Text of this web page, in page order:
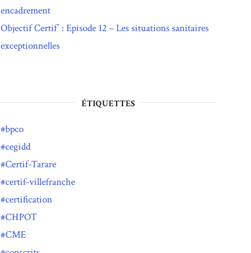
encadrement
Objectif Certif’ : Episode 12 – Les situations sanitaires
exceptionnelles
ÉTIQUETTES
bpco
cegidd
Certif-Tarare
certif-villefranche
certification
CHPOT
CME